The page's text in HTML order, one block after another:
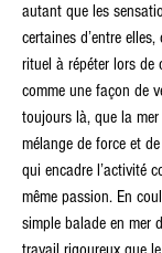
autant que les
certaines d’entre
rituel à répéter lors de
comme une façon de
toujours là, que la
mélange de force et
qui encadre l’activité
même passion. En
simple balade en mer